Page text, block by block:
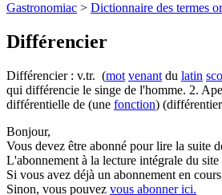
Gastronomiac > Dictionnaire des termes
Différencier
Différencier : v.tr. (mot venant du latin
qui différencie le singe de l'homme. 2.
différentielle de (une fonction)
Bonjour,
Vous devez être abonné pour lire la suite
L'abonnement à la lecture intégrale du
Si vous avez déjà un abonnement en
Sinon, vous pouvez vous abonner ici.